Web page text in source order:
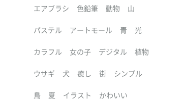
エアブラシ 色鉛筆 動物 山
パステル アートモール 青 光
カラフル 女の子 デジタル 植物
ウサギ 犬 癒し 街 シンプル
鳥 夏 イラスト かわいい